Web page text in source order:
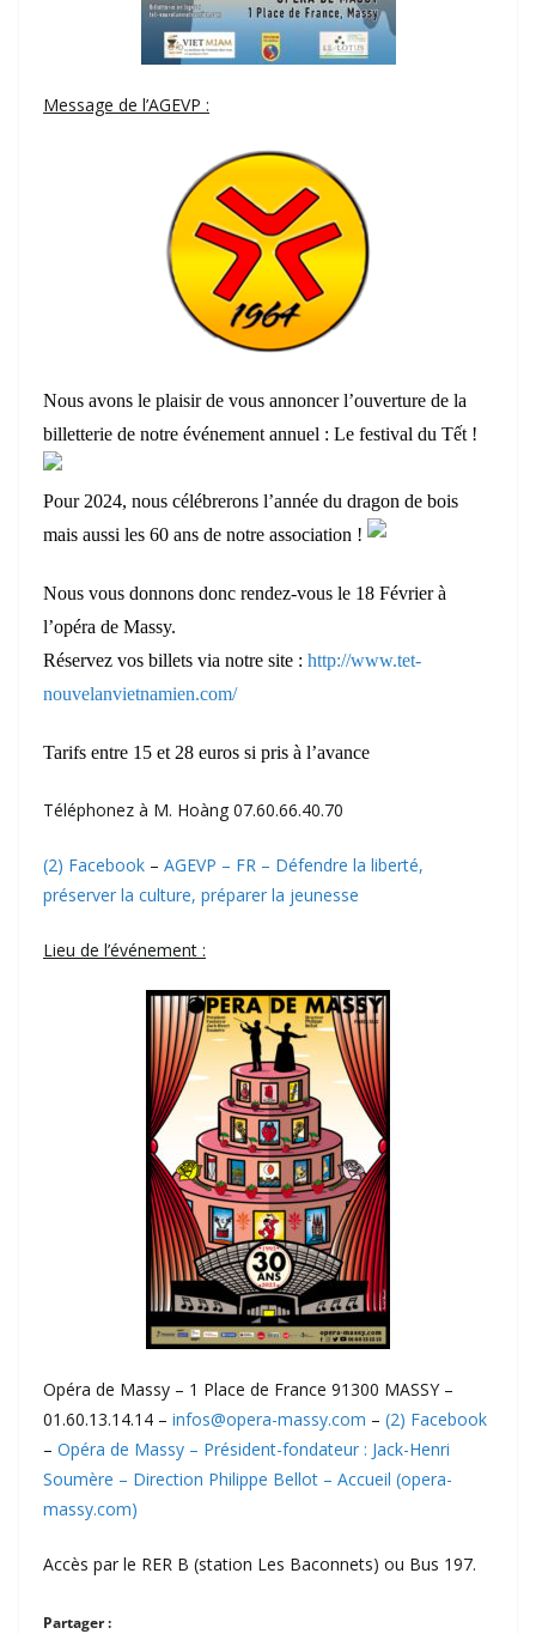
Message de l’AGEVP :
Nous avons le plaisir de vous annoncer l’ouverture de la
billetterie de notre événement annuel : Le festival du Tết !
Pour 2024, nous célébrerons l’année du dragon de bois
mais aussi les 60 ans de notre association !
Nous vous donnons donc rendez-vous le 18 Février à
l’opéra de Massy.
Réservez vos billets via notre site : http://www.tet-
nouvelanvietnamien.com/
Tarifs entre 15 et 28 euros si pris à l’avance
Téléphonez à M. Hoàng 07.60.66.40.70
(2) Facebook – AGEVP – FR – Défendre la liberté,
préserver la culture, préparer la jeunesse
Lieu de l’événement :
Opéra de Massy – 1 Place de France 91300 MASSY –
01.60.13.14.14 – infos@opera-massy.com – (2) Facebook
– Opéra de Massy – Président-fondateur : Jack-Henri
Soumère – Direction Philippe Bellot – Accueil (opera-
massy.com)
Accès par le RER B (station Les Baconnets) ou Bus 197.
Partager :